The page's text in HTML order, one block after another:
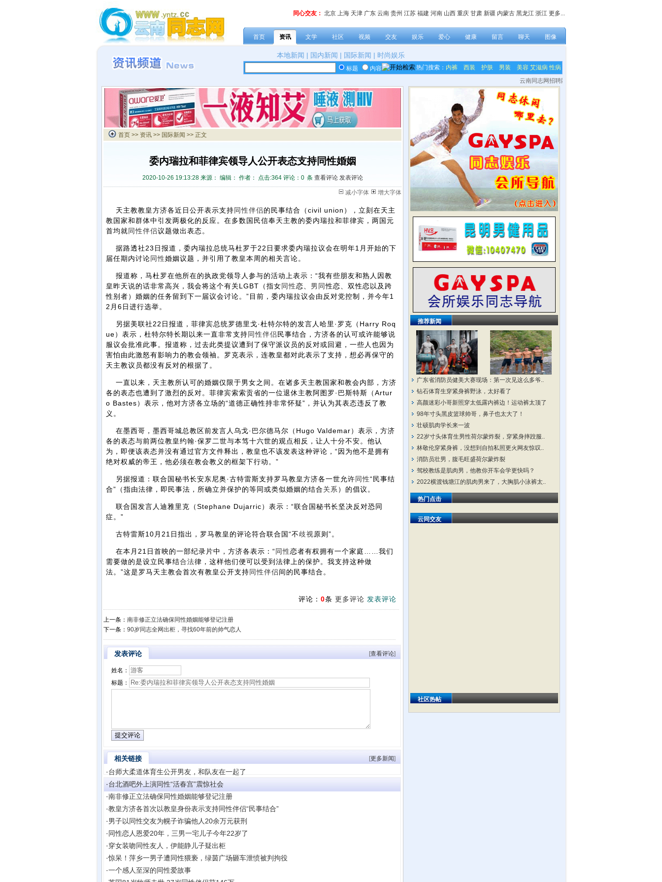
同心交友： 北京 上海 天津 广东 云南 贵州 江苏 福建 河南 山西 重庆 甘肃 新疆 内蒙古 黑龙江 浙江 更多...
首页 资讯 文学 社区 视频 交友 娱乐 爱心 健康 留言 聊天 图像
本地新闻 | 国内新闻 | 国际新闻 | 时尚娱乐
标题 内容 热门搜索： 内裤 西装 护肤 男装 美容 艾滋病 性病
云南同志网招聘网站各栏目内容编辑，网站技术及美
首页 >> 资讯 >> 国际新闻 >> 正文
委内瑞拉和菲律宾领导人公开表态支持同性婚姻
2020-10-26 19:13:28 来源： 编辑： 作者： 点击:364 评论： 0 条 查看评论 发表评论
减小字体 增大字体
天主教教皇方济各近日公开表示支持同性伴侣的民事结合（civil union），立刻在天主
教国家和群体中引发两极化的反应。在多数国民信奉天主教的委内瑞拉和菲律宾，两国元
首均就同性伴侣议题做出表态。
据路透社23日报道，委内瑞拉总统马杜罗于22日要求委内瑞拉议会在明年1月开始的下
届任期内讨论同性婚姻议题，并引用了教皇本周的相关言论。
报道称，马杜罗在他所在的执政党领导人参与的活动上表示：“我有些朋友和熟人因教
皇昨天说的话非常高兴，我会将这个有关LGBT（指女同性恋、 男同性恋、双性恋以及跨
性别者）婚姻的任务留到下一届议会讨论。”目前，委内瑞拉议会由反对党控制，并今年1
2月6日进行选举。
另据美联社22日报道，菲律宾总统罗德里戈·杜特尔特的发言人哈里·罗克（Harry Roq
ue）表示，杜特尔特长期以来一直非常支持同性伴侣 民事结合，方济各的认可或许能够说
服议会批准此事。报道称，过去此类提议遭到了保守派议员的反对或回避，一些人也因为
害怕由此激怒有影响力的教会领袖。罗克表示，连教皇都对此表示了支持，想必再保守的
天主教议员都没有反对的根据了。
一直以来，天主教所认可的婚姻仅限于男女之间。在诸多天主教国家和教会内部，方济
各的表态也遭到了激烈的反对。菲律宾索索贡省的一位退休主教阿图罗·巴斯特斯（Artur
o Bastes）表示，他对方济各立场的“道德正确性持非常怀疑”，并认为其表态违反了教
义。
在墨西哥，墨西哥城总教区前发言人乌戈·巴尔德马尔（Hugo Valdemar）表示，方济
各的表态与前两位教皇约翰·保罗二世与本笃十六世的观点相反，让人十分不安。他认
为，即便该表态并没有通过官方文件释出，教皇也不该发表这种评论，“因为他不是拥有
绝对权威的帝王，他必须在教会教义的框架下行动。”
另据报道：联合国秘书长安东尼奥·古特雷斯支持罗马教皇方济各一世允许同性“民事结
合”（指由法律，即民事法，所确立并保护的等同或类似婚姻的结合关系 ）的倡议。
联合国发言人迪雅里克（Stephane Dujarric）表示：“联合国秘书长坚决反对恐同
症。”
古特雷斯10月21日指出，罗马教皇的评论符合联合国“不歧视原则”。
在本月21日首映的一部纪录片中，方济各表示：“同性恋者有权拥有一个家庭……我们
需要做的是设立民事结合法律，这样他们便可以受到法律上的保护。我支持这种做
法。”这是罗马天主教会首次有教皇公开支持同性伴侣间的民事结合。
评论： 0条 更多评论 发表评论
上一条： 南非修正立法确保同性婚姻能够登记注册
下一条： 90岁同志全网出柜，寻找60年前的帅气恋人
发表评论 [查看评论]
姓名：
标题：
相关链接 [更多新闻]
·台师大柔道体育生公开男友，和队友在一起了
·台北酒吧外上演同性“活春宫”震惊社会
·南非修正立法确保同性婚姻能够登记注册
·教皇方济各首次以教皇身份表示支持同性伴侣“民事结合”
·男子以同性交友为幌子诈骗他人20余万元获刑
·同性恋人恩爱20年，三男一宅儿子今年22岁了
·穿女装吻同性友人，伊能静儿子疑出柜
·惊呆！萍乡一男子遭同性猥亵，绿茵广场砸车泄愤被判拘役
·一个感人至深的同性爱故事
推荐新闻
广东省消防员健美大赛现场：第一次见这么多爷..
钻石体育生穿紧身裤野泳，太好看了
高颜迷彩小哥新照穿太低露内裤边！运动裤太顶了
98年寸头黑皮篮球帅哥，鼻子也太大了！
壮硕肌肉学长来一波
22岁寸头体育生男性荷尔蒙炸裂，穿紧身摔跤服..
林敬伦穿紧身裤，没想到自拍私照更火网友惊叹..
消防员壮男，腹毛旺盛荷尔蒙炸裂
驾校教练是肌肉男，他教你开车会学更快吗？
2022横渡钱塘江的肌肉男来了，大胸肌小泳裤太..
热门点击
云同交友
社区热帖